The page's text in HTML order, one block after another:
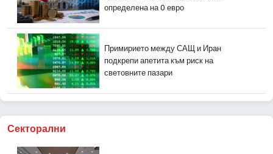
определена на 0 евро
Примирието между САЩ и Иран
подкрепи апетита към риск на
световните пазари
Секторални